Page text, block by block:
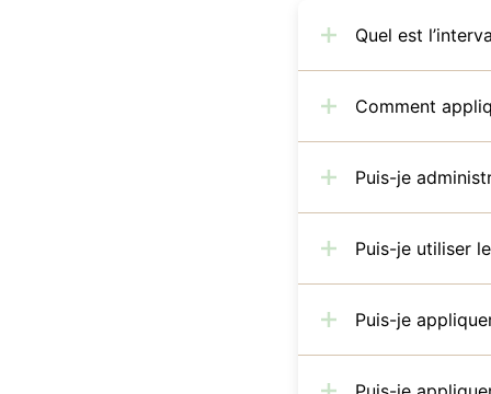
Quel est
Comment
Puis-je
Puis-je utiliser
Puis-je